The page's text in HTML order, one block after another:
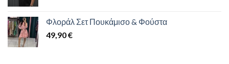
Φλοράλ Σετ Πουκάμισο & Φούστα
49,90€